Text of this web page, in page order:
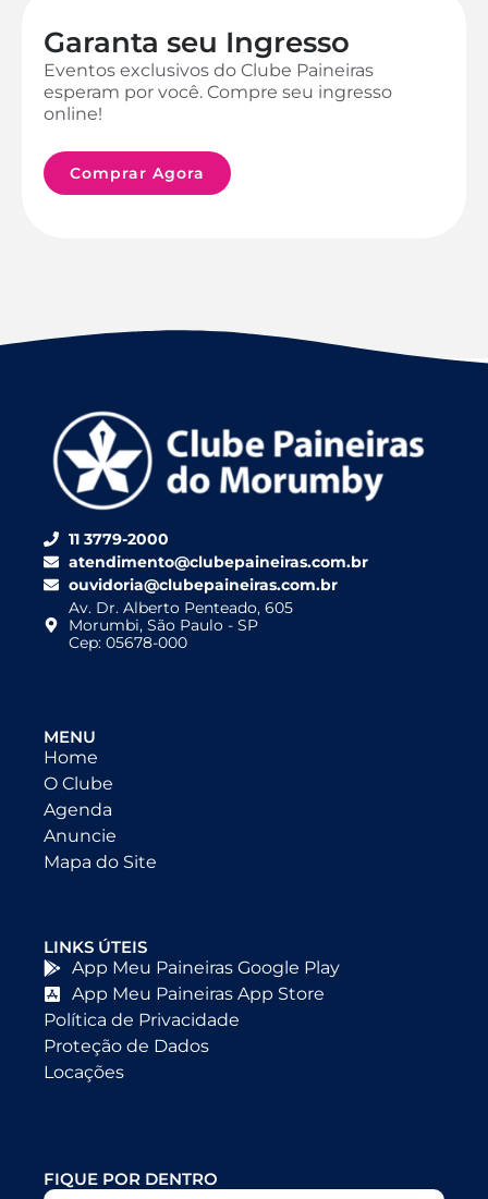
Garanta seu Ingresso
Eventos exclusivos do Clube Paineiras
esperam por você. Compre seu ingresso
online!
Comprar Agora
11 3779-2000
atendimento@clubepaineiras.com.br
ouvidoria@clubepaineiras.com.br
Av. Dr. Alberto Penteado, 605
Morumbi, São Paulo - SP
Cep: 05678-000
MENU
Home
O Clube
Agenda
Anuncie
Mapa do Site
LINKS ÚTEIS
App Meu Paineiras Google Play
App Meu Paineiras App Store
Política de Privacidade
Proteção de Dados
Locações
FIQUE POR DENTRO